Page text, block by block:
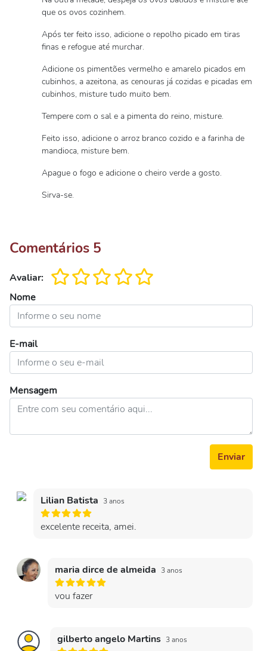
que os ovos cozinhem.
Após ter feito isso, adicione o repolho picado em tiras
finas e refogue até murchar.
Adicione os pimentões vermelho e amarelo picados em
cubinhos, a azeitona, as cenouras já cozidas e picadas em
cubinhos, misture tudo muito bem.
Tempere com o sal e a pimenta do reino, misture.
Feito isso, adicione o arroz branco cozido e a farinha de
mandioca, misture bem.
Apague o fogo e adicione o cheiro verde a gosto.
Sirva-se.
Comentários 5
Avaliar:
Nome
E-mail
Mensagem
Enviar
Lilian Batista 3 anos
excelente receita, amei.
maria dirce de almeida 3 anos
vou fazer
gilberto angelo Martins 3 anos